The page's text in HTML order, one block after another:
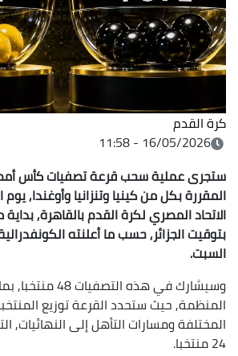
كرة القدم
16/05/2026 - 11:58
المقررة بكل من كينيا وتنزانيا وأوغندا, يوم
الاتحاد المصري لكرة القدم بالقاهرة, بداية
بتوقيت الجزائر, حسب ما أعلنته الكونفدرالية
السبت.
وسيشارك في هذه
المنظمة, حيث ستحدد القرعة توزيع
المختلفة ومسارات التأهل إلى النهائيات,
24 منتخبا.